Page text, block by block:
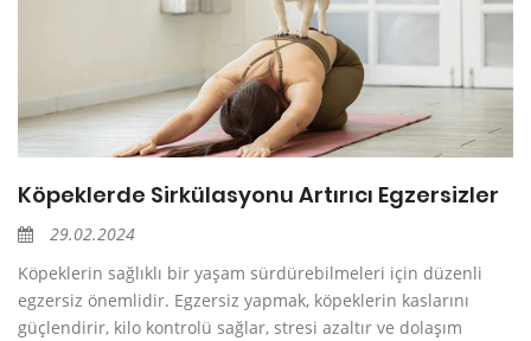
Köpeklerde Sirkülasyonu Artırıcı Egzersizler
29.02.2024
Köpeklerin sağlıklı bir yaşam sürdürebilmeleri için düzenli
egzersiz önemlidir. Egzersiz yapmak, köpeklerin kaslarını
güçlendirir, kilo kontrolü sağlar, stresi azaltır ve dolaşım